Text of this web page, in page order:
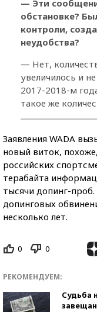
— Эти
обстановке?
контроли,
неудобства?
— Нет,
увеличилось и
2017-2018-м
такое же
Заявления WADA
новый виток,
российских
терабайта
тысячи допинг-
допинговых
несколько лет.
0 0
РЕКОМЕНДУЕМ:
Судьба